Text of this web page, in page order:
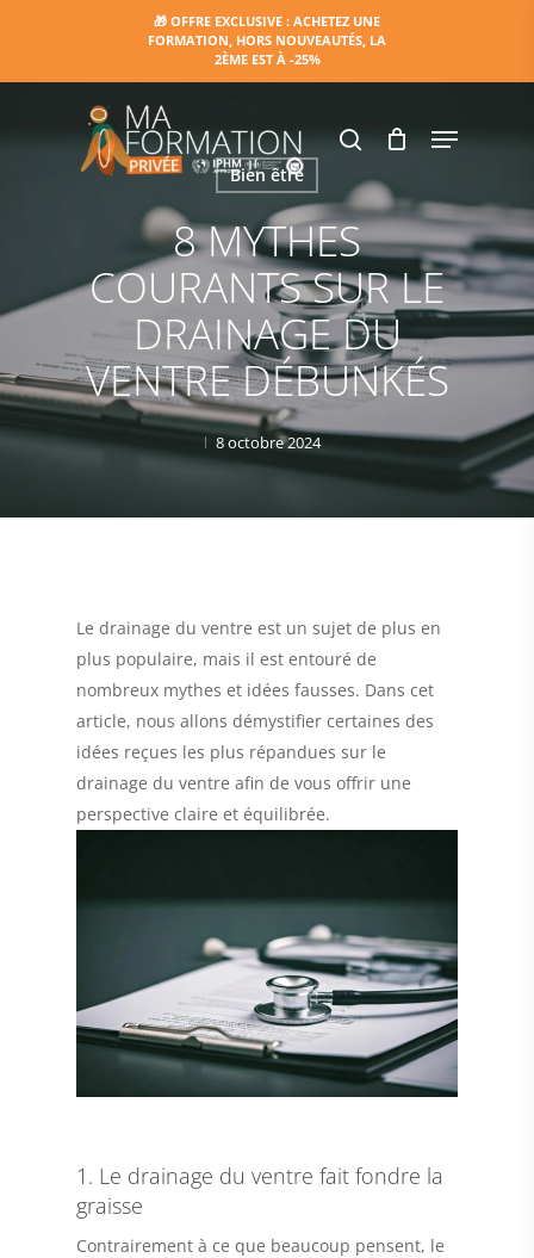
🎁 OFFRE EXCLUSIVE : ACHETEZ UNE
FORMATION, HORS NOUVEAUTÉS, LA
2ÈME EST À -25%
search Menu
Bien être
8 MYTHES
COURANTS SUR LE
DRAINAGE DU
VENTRE DÉBUNKÉS
8 octobre 2024
Le drainage du ventre est un sujet de plus en
plus populaire, mais il est entouré de
nombreux mythes et idées fausses. Dans cet
article, nous allons démystifier certaines des
idées reçues les plus répandues sur le
drainage du ventre afin de vous offrir une
perspective claire et équilibrée.
1. Le drainage du ventre fait fondre la
graisse
Contrairement à ce que beaucoup pensent, le